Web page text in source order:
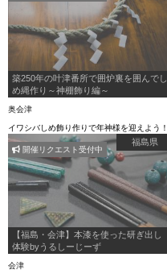
築250年の叶津番所で囲炉裏を囲んでし
め縄作り～神棚飾り編～
奥会津
イワシバしめ飾り作りで年神様を迎えよう！
福島県
【福島・会津】本漆を使った研ぎ出し
体験byうるしーじーず
会津
開催リクエスト受付中